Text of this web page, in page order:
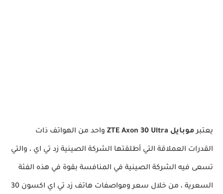
يعتبرموبايل ZTE Axon 30 Ultra واحد من الهواتف ذات
القدرات العملاقة التي أطلقتها الشركة الصينية زد تي اي ، والتي
تسعى فيه الشركة الصينية في المنافسة بقوة في هذه الفئة
السعرية ، من خلال سعر ومواصفات هاتف زد تي اي اكسون 30